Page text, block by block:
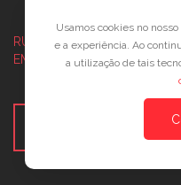
RUA JOSÉ PONTES DE
EMPRESARIAL JTR, ED.
Usamos cookies no
e a experiência. Ao
a utilização de tais